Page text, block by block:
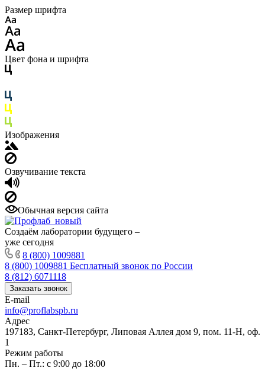
Размер шрифта
Цвет фона и шрифта
Изображения
Озвучивание текста
Обычная версия сайта
Создаём лаборатории будущего –
уже сегодня
8 (800) 1009881
8 (800) 1009881 Бесплатный звонок по России
8 (812) 6071118
Заказать звонок
E-mail
info@proflabspb.ru
Адрес
197183, Санкт-Петербург, Липовая Аллея дом 9, пом. 11-Н, оф.
1
Режим работы
Пн. – Пт.: с 9:00 до 18:00